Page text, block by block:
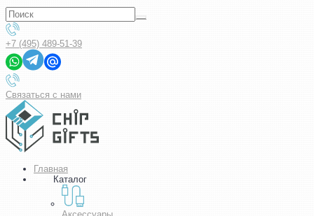
+7 (495) 489-51-39
Связаться с нами
Главная
Каталог